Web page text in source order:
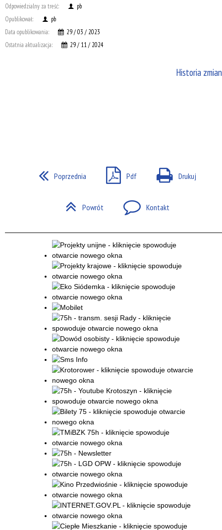
Odpowiedzialny za treść:
pb
Opublikował:
pb
Data opublikowania:
29 / 03 / 2023
Ostatnia aktualizacja:
29 / 11 / 2024
Historia zmian
Poprzednia Pdf Drukuj
Powrót Kontakt